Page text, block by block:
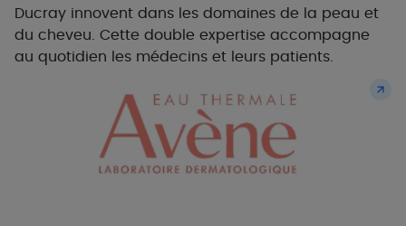
Ducray innovent dans les domaines de la peau et
du cheveu. Cette double expertise accompagne
au quotidien les médecins et leurs patients.